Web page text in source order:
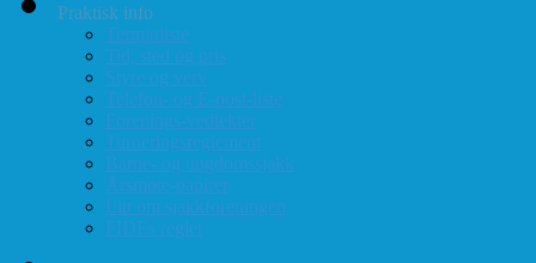
Praktisk info
Terminliste
Tid, sted og pris
Styre og verv
Telefon- og E-post-liste
Forenings-vedtekter
Turneringsreglement
Barne- og ungdomssjakk
Årsmøte-papirer
Litt om sjakkforeningen
FIDEs regler